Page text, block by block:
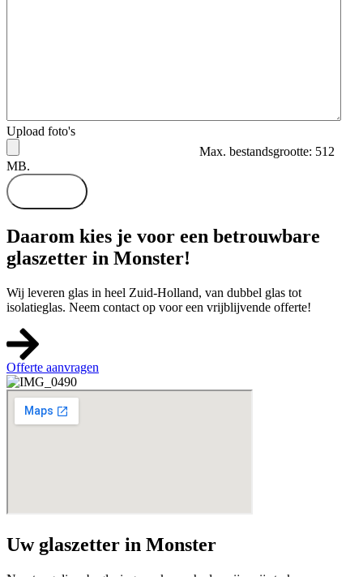
Upload foto's
Max. bestandsgrootte: 512
MB.
Daarom kies je voor een betrouwbare
glaszetter in Monster!
Wij leveren glas in heel Zuid-Holland, van dubbel glas tot
isolatieglas. Neem contact op voor een vrijblijvende offerte!
Offerte aanvragen
Uw glaszetter in Monster